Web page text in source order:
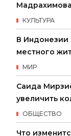
КУЛЬТУРА
В Индонезии
местного
МИР
Саида
увеличить
ОБЩЕСТВО
Что